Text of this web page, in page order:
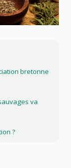
bretonne
va
?